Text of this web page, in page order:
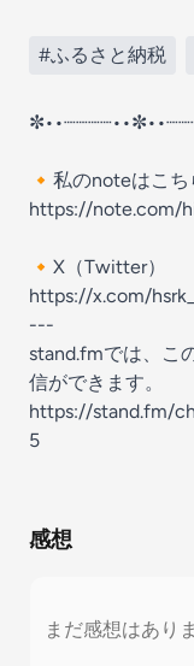
#ふるさと納税
🔸私のnoteはこち
https://note.com/
🔸X（Twitter）
https://x.com/
---
stand.fmでは、こ
信ができます。
https://stand.fm/
5
感想
まだ感想はあり